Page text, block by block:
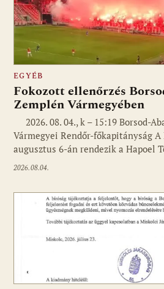
EGYÉB
Fokozott ellenőrzés
Zemplén Vármegyében
2026. 08. 04., k – 15:19 Borsod-
Vármegyei Rendőr-főkapitányság A
augusztus 6-án rendezik a Hapoel
2026.08.04.